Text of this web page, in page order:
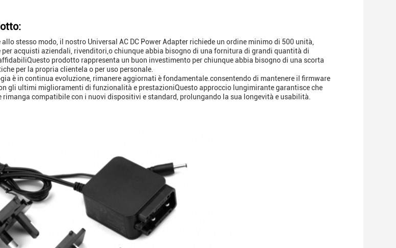
stesso modo, il nostro Universal AC DC Power Adapter richiede un ordine minimo di 500 unità,
per acquisti aziendali, rivenditori,o chiunque abbia bisogno di una fornitura di grandi quantità di
prodotto rappresenta un buon investimento per chiunque abbia bisogno di una scorta
per la propria clientela o per uso personale.
è in continua evoluzione, rimanere aggiornati è fondamentale.consentendo di mantenere il firmware
gli ultimi miglioramenti di funzionalità e prestazioniQuesto approccio lungimirante garantisce che
compatibile con i nuovi dispositivi e standard, prolungando la sua longevità e usabilità.